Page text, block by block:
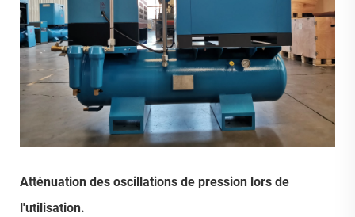
Atténuation des oscillations de pression lors de
l'utilisation.